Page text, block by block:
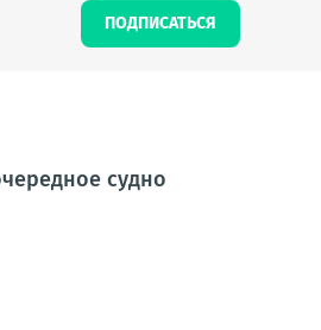
ПОДПИСАТЬСЯ
судно